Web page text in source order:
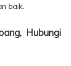
baik.
Hubungi